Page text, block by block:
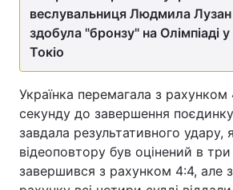
Тема оформлення
веслувальниця Людмила Лузан
здобула "бронзу" на Олімпіаді у
Токіо
Українка перемагала з рахунком
секунду до завершення поєдинку
завдала результативного удару,
відеоповтору був оцінений в
завершився з рахунком 4:4, але